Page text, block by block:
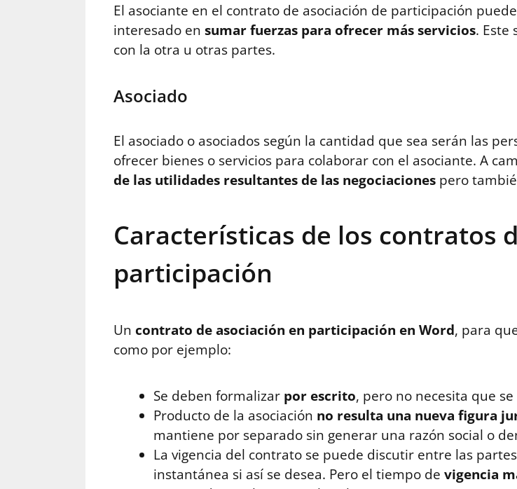
El asociante en el contrato de asociación de participación
interesado en sumar fuerzas para ofrecer más servicios. Este
con la otra u otras partes.
Asociado
El asociado o asociados según la cantidad que sea serán las
ofrecer bienes o servicios para colaborar con el asociante. A
de las utilidades resultantes de las negociaciones pero
Características de los contratos
participación
Un contrato de asociación en participación en Word, para
como por ejemplo:
Se deben formalizar por escrito, pero no necesita que
Producto de la asociación no resulta una nueva figura
mantiene por separado sin generar una razón social o
La vigencia del contrato se puede discutir entre las
instantánea si así se desea. Pero el tiempo de vigencia